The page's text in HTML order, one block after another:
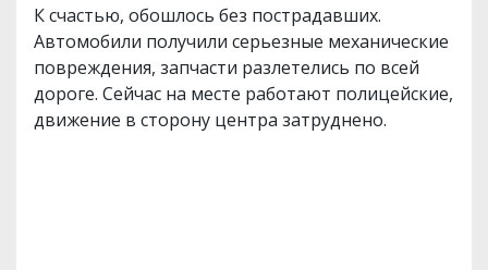
К счастью, обошлось без пострадавших.
Автомобили получили серьезные механические
повреждения, запчасти разлетелись по всей
дороге. Сейчас на месте работают полицейские,
движение в сторону центра затруднено.